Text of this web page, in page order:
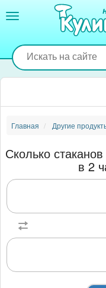
содержанию
Главная Другие
Сколько
в 2